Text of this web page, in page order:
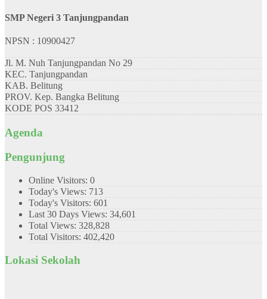
SMP Negeri 3 Tanjungpandan
NPSN : 10900427
Jl. M. Nuh Tanjungpandan No 29
KEC. Tanjungpandan
KAB. Belitung
PROV. Kep. Bangka Belitung
KODE POS 33412
Agenda
Pengunjung
Online Visitors: 0
Today's Views: 713
Today's Visitors: 601
Last 30 Days Views: 34,601
Total Views: 328,828
Total Visitors: 402,420
Lokasi Sekolah